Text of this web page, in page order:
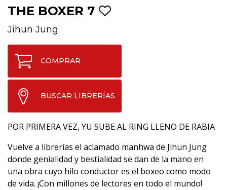
THE BOXER 7
Jihun Jung
COMPRAR
BUSCAR LIBRERÍAS
POR PRIMERA VEZ, YU SUBE AL RING LLENO DE RABIA
Vuelve a librerías el aclamado manhwa de Jihun Jung
donde genialidad y bestialidad se dan de la mano en
una obra cuyo hilo conductor es el boxeo como modo
de vida. ¡Con millones de lectores en todo el mundo!